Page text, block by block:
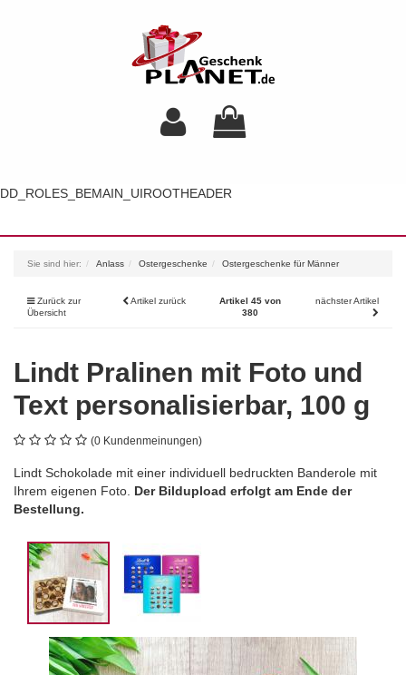
DD_ROLES_BEMAIN_UIROOTHEADER
Sie sind hier: Anlass Ostergeschenke Ostergeschenke für Männer
Zurück zur
Übersicht
Artikel zurück
Artikel 45 von
380
nächster Artikel
Lindt Pralinen mit Foto und
Text personalisierbar, 100 g
(0 Kundenmeinungen)
Lindt Schokolade mit einer individuell bedruckten Banderole mit
Ihrem eigenen Foto. Der Bildupload erfolgt am Ende der
Bestellung.